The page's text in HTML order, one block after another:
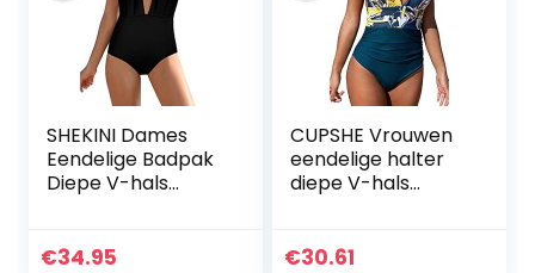
SHEKINI Dames
Eendelige Badpak
Diepe V-hals
Kleur Elegant
€34.95
CUPSHE Vrouwen
eendelige halter
diepe V-hals
badpak, Geel
€30.61